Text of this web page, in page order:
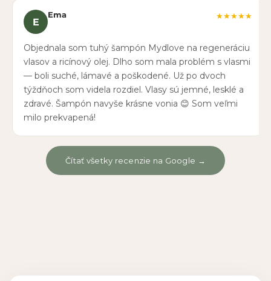
E
Ema ★★★★★
Objednala som tuhý šampón Mydlove na regeneráciu
vlasov a ricínový olej. Dlho som mala problém s vlasmi
— boli suché, lámavé a poškodené. Už po dvoch
týždňoch som videla rozdiel. Vlasy sú jemné, lesklé a
zdravé. Šampón navyše krásne vonia 😊 Som veľmi
milo prekvapená!
Čítať všetky recenzie na Google →